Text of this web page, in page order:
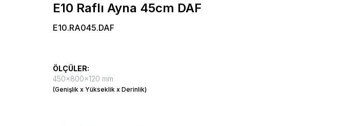
E10 Raflı Ayna 45cm DAF
E10.RA045.DAF
ÖLÇÜLER:
450x800x120 mm
(Genişlik x Yükseklik x Derinlik)